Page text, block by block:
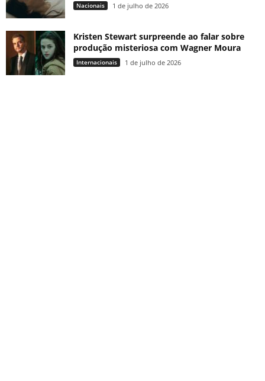
Nacionais 1 de julho de 2026
Kristen Stewart surpreende ao falar sobre
produção misteriosa com Wagner Moura
Internacionais 1 de julho de 2026